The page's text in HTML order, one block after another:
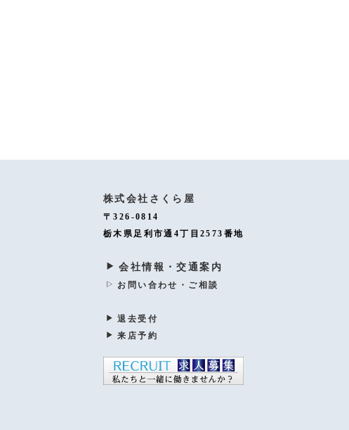
株式会社さくら屋
〒326-0814
栃木県足利市通4丁目2573番地
会社情報・交通案内
お問い合わせ・ご相談
退去受付
来店予約